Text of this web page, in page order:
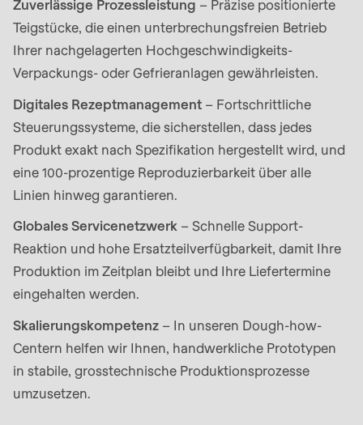
of
modules/custom/rondo_contact/src/
function
mb_substr():
parameter
#1
($string)
of
type
string
is
deprecated
Zuverlässige Prozessleistung – Präzise positionierte
Teigstücke, die einen unterbrechungsfreien Betrieb
Ihrer nachgelagerten Hochgeschwindigkeits-
Verpackungs- oder Gefrieranlagen gewährleisten.
Digitales Rezeptmanagement – Fortschrittliche
Steuerungssysteme, die sicherstellen, dass jedes
Produkt exakt nach Spezifikation hergestellt wird, und
eine 100-prozentige Reproduzierbarkeit über alle
Linien hinweg garantieren.
Globales Servicenetzwerk – Schnelle Support-
Reaktion und hohe Ersatzteilverfügbarkeit, damit Ihre
Produktion im Zeitplan bleibt und Ihre Liefertermine
eingehalten werden.
Skalierungskompetenz – In unseren Dough-how-
Centern helfen wir Ihnen, handwerkliche Prototypen
in stabile, grosstechnische Produktionsprozesse
umzusetzen.